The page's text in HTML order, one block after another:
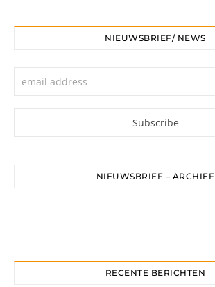
NIEUWSBRIEF/ NEWS
NIEUWSBRIEF – ARCHIEF
RECENTE BERICHTEN